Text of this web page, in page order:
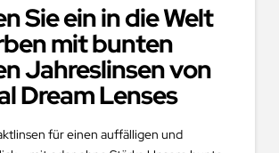
Sie ein in die Welt
mit bunten
Jahreslinsen von
Dream Lenses
für einen auffälligen und